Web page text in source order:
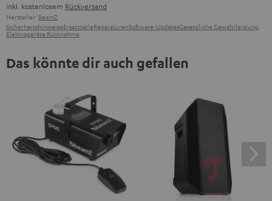
inkl. kostenlosem Rückversand
Hersteller: BeamZ
SicherheitshinweiseErsatzteileReparaturenSoftware-UpdatesGesetzliche Gewährleistung
Elektrogeräte Rücknahme
Das könnte dir auch gefallen